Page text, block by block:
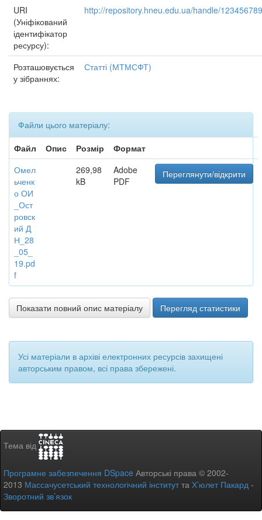
URI
(Уніфікований
ідентифікатор
ресурсу):
http://repository.hneu.edu.ua/handle/
Розташовується
у зібраннях:
Статті (МТМСФТ)
Файли цього матеріалу:
Файл
Опис Розмір
Формат
Омел
ьченк
о ОИ
_Ост
ровск
ий Д
Н_28
_05_
19.pd
f
269,98
kB
Adobe
PDF
Переглянути/відкрити
Показати повний опис матеріалу Перегляд статистики
Усі матеріали в архіві електронних ресурсів захищені
авторським правом, всі права збережені.
Тема від
Програмне забезпечення DSpace Авторські права © 2002-
2013 Массачусетський технологічний інститутта Х’юлет Пакард -
Зворотний зв’язок